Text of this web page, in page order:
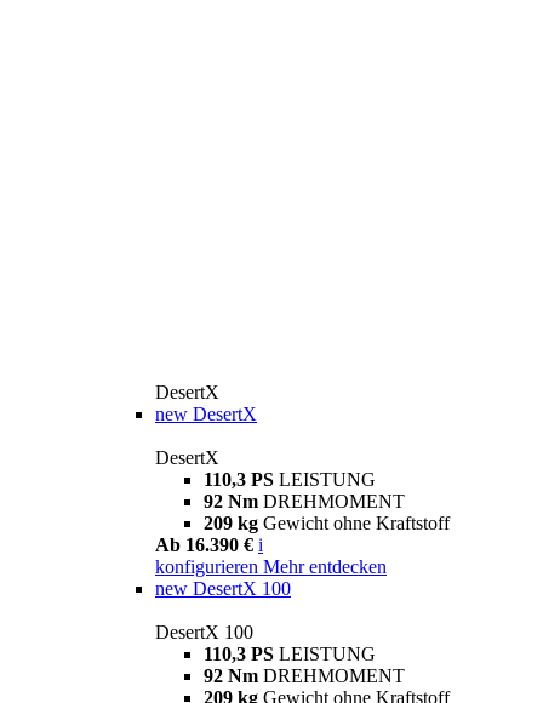
DesertX
new DesertX
DesertX
110,3 PS LEISTUNG
92 Nm DREHMOMENT
209 kg Gewicht ohne Kraftstoff
Ab 16.390 € i
konfigurieren Mehr entdecken
new DesertX 100
DesertX 100
110,3 PS LEISTUNG
92 Nm DREHMOMENT
209 kg Gewicht ohne Kraftstoff